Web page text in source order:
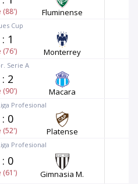
(88') Fluminense
Cup
: 1
(76') Monterrey
Serie A
: 2
(90') Macara
Profesional
: 0
(52') Platense
Profesional
: 0
(61') Gimnasia M.